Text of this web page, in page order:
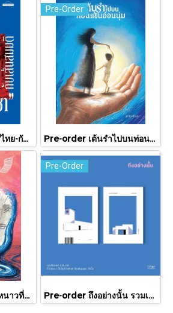
Pre-order ชาติที่รัก "ไทย-กัมพูชา" กับเส้นสมมติ / พวงทอง ภวัครพันธุ์ / มติชน
Pre-Order
Pre-order เต้นรำไปบนท่อนแขนอ่อนนุ่ม / นทธี ศศิวิมล / Pandora Press
Pre-order เกิดในฤดูหนาวที่แดดส่องถึง / นทธี ศศิวิมล / Pandora Press
Pre-Order
Pre-order ถึงอย่างนั้น รวมเรื่องสั้น / ภู่มณี ศิริพรไพบูลย์ / สำนักพิมพ์ตำหนัก